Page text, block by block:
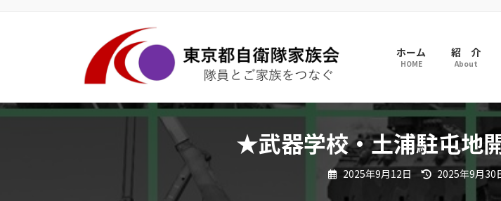
ス
ン
ホーム
HOME
紹 介
About
★武器学校・土浦駐屯地
2025年9月12日 最
終
新
2025年9月30